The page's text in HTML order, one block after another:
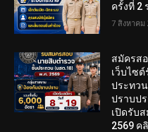
ครั้งที่ 2
7 สิงหาคม
สมัครส
เว็บไซ
ประทว
ปราบป
เปิดรับ
2569 ค